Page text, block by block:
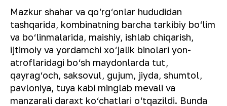
Mazkur shahar va qo‘rg‘onlar hududidan
tashqarida, kombinatning barcha tarkibiy bo‘lim
va bo‘linmalarida, maishiy, ishlab chiqarish,
ijtimoiy va yordamchi xo‘jalik binolari yon-
atroflaridagi bo‘sh maydonlarda tut,
qayrag‘och, saksovul, gujum, jiyda, shumtol,
pavloniya, tuya kabi minglab mevali va
manzarali daraxt ko‘chatlari o‘tqazildi. Bunda